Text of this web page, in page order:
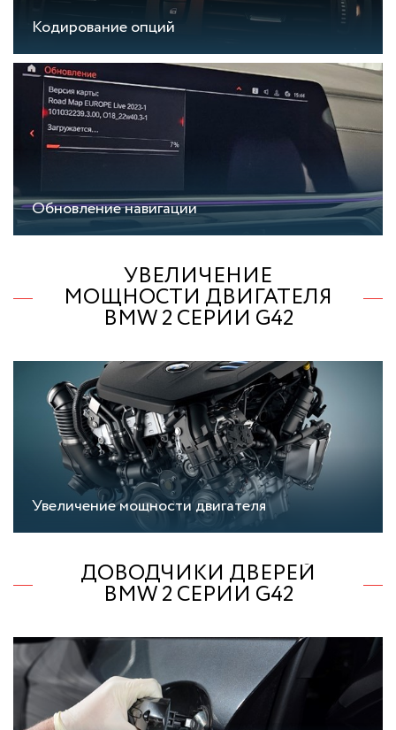
Кодирование опций
Обновление навигации
УВЕЛИЧЕНИЕ
МОЩНОСТИ ДВИГАТЕЛЯ
BMW 2 СЕРИИ G42
Увеличение мощности двигателя
ДОВОДЧИКИ ДВЕРЕЙ
BMW 2 СЕРИИ G42